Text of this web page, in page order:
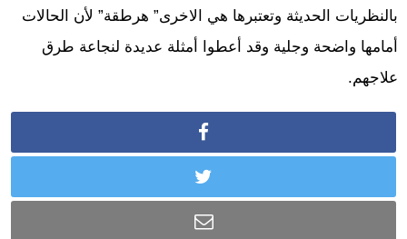
بالنظريات الحديثة وتعتبرها هي الاخرى” هرطقة” لأن الحالات
أمامها واضحة وجلية وقد أعطوا أمثلة عديدة لنجاعة طرق
علاجهم.